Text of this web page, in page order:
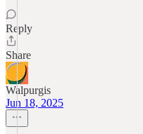
Reply
Share
Walpurgis
Jun 18, 2025